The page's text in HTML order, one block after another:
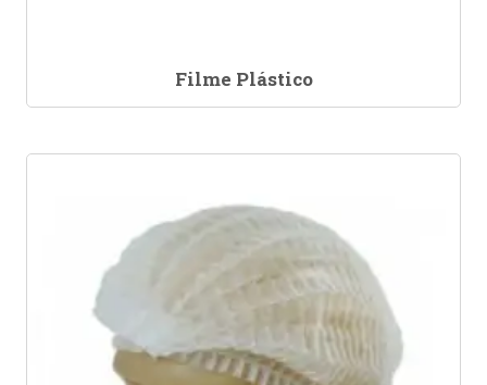
Filme Plástico